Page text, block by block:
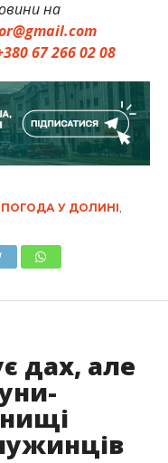
на
67 266 02 08
ПОГОДА У ДОЛИНІ,
дах, але